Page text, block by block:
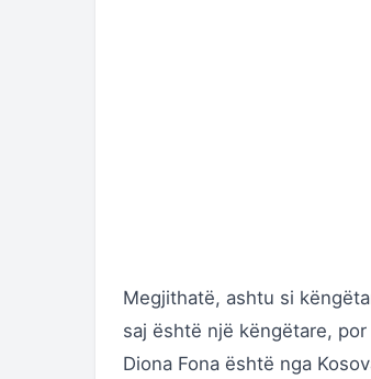
Megjithatë, ashtu si
saj është një këngëtare,
Diona Fona është nga